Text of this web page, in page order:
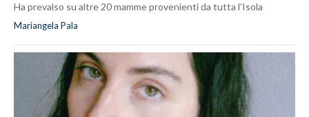
Ha prevalso su altre 20 mamme provenienti da tutta l’Isola
Mariangela Pala